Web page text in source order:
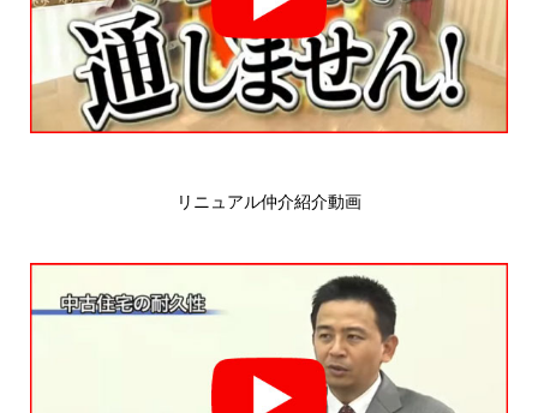
リニュアル仲介紹介動画